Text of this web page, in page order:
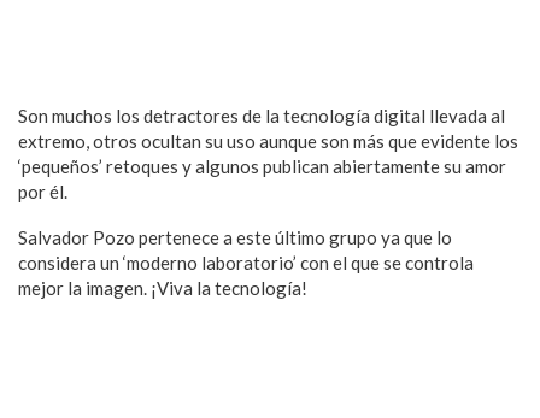
Son muchos los detractores de la tecnología digital llevada al
extremo, otros ocultan su uso aunque son más que evidente los
‘pequeños’ retoques y algunos publican abiertamente su amor
por él.
Salvador Pozo pertenece a este último grupo ya que lo
considera un ‘moderno laboratorio’ con el que se controla
mejor la imagen. ¡Viva la tecnología!